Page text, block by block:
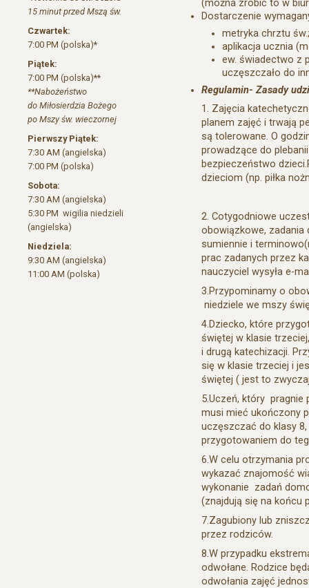
15 minut przed Mszą św.
Czwartek:
7:00 PM (polska)*
Piątek:
7:00 PM (polska)**
**Nabożeństwo
do Miłosierdzia Bożego
po Mszy św. wieczornej
Pierwszy Piątek:
7:30 AM (angielska)
7:00 PM (polska)
Sobota:
7:30 AM (angielska)
5:30 PM wigilia niedzieli
(angielska)
Niedziela:
9:30 AM (angielska)
11:00 AM (polska)
(można zrobić to w
Dostarczenie
metryka chrztu św.;
aplikacja ucznia
ew. świadectwo z
uczęszczało do
Regulamin- Zasady
1. Zajęcia
planem zajęć i trwają
są tolerowane. O
prowadzące do
bezpieczeństwo
dzieciom (np. piłka
2. Cotygodniowe
obowiązkowe, zadania
sumiennie i
prac zadanych przez
nauczyciel wysyła e-
3.Przypominamy o
niedziele we mszy
4.Dziecko, które
świętej w klasie
i drugą katechizacji.
się w klasie trzeciej i
świętej ( jest to
5.Uczeń, który pragnie
musi mieć ukończony
uczęszczać do klasy
przygotowaniem do
6.W celu otrzymania
wykazać znajomość
wykonanie zadań
(znajdują się na końcu
7.Zagubiony lub
przez rodziców.
8.W przypadku
odwołane. Rodzice
odwołania zajęć